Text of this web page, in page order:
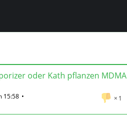
oder Kath pflanzen MDMA
1
15:58